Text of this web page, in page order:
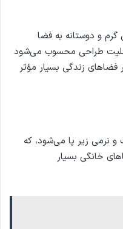
و دوستانه به فضا
طراحی محسوب می‌شود
فضاهای زندگی بسیار مؤثر
نرمی زیر پا می‌شود، که
خانگی بسیار